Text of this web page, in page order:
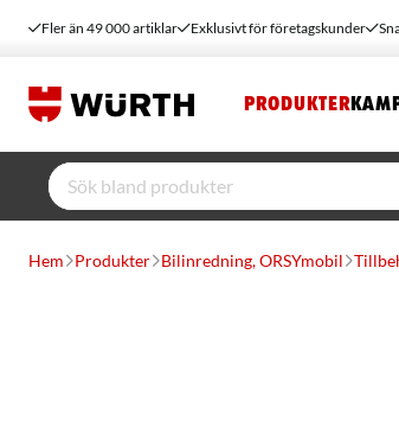
Fler än 49 000 artiklar Exklusivt för företagskunder
PRODUKTER
Hem Produkter Bilinredning, ORSYmobil